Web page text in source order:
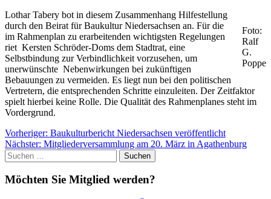
Foto:
Ralf
G.
Poppe
Lothar Tabery bot in diesem Zusammenhang Hilfestellung
durch den Beirat für Baukultur Niedersachsen an. Für die
im Rahmenplan zu erarbeitenden wichtigsten Regelungen
riet Kersten Schröder-Doms dem Stadtrat, eine
Selbstbindung zur Verbindlichkeit vorzusehen, um
unerwünschte Nebenwirkungen bei zukünftigen
Bebauungen zu vermeiden. Es liegt nun bei den politischen
Vertretern, die entsprechenden Schritte einzuleiten. Der Zeitfaktor
spielt hierbei keine Rolle. Die Qualität des Rahmenplanes steht im
Vordergrund.
Beitragsnavigation
Vorheriger: Baukulturbericht Niedersachsen veröffentlicht
Nächster: Mitgliederversammlung am 20. März in Agathenburg
Suchen
nach:
Möchten Sie Mitglied werden?